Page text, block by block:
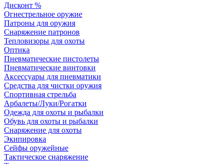
Дисконт %
Огнестрельное оружие
Патроны для оружия
Снаряжение патронов
Тепловизоры для охоты
Оптика
Пневматические пистолеты
Пневматические винтовки
Аксессуары для пневматики
Средства для чистки оружия
Спортивная стрельба
Арбалеты/Луки/Рогатки
Одежда для охоты и рыбалки
Обувь для охоты и рыбалки
Снаряжение для охоты
Экипировка
Сейфы оружейные
Тактическое снаряжение